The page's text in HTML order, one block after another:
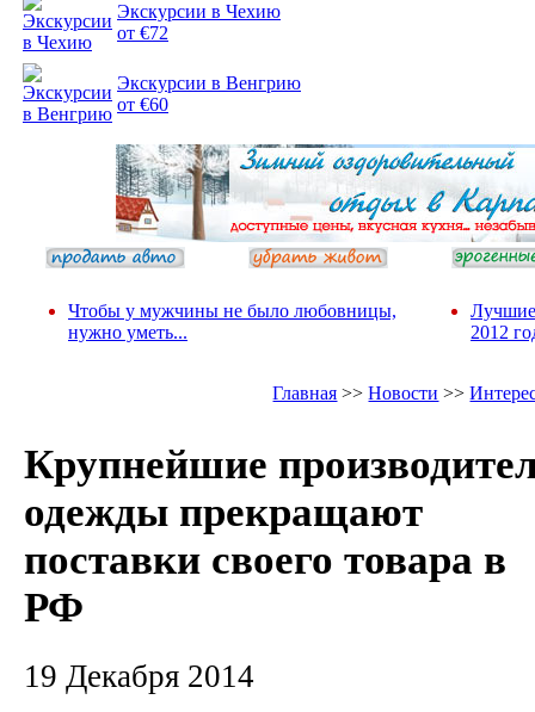
Экскурсии в Чехию
от €72
Экскурсии в Венгрию
от €60
Чтобы у мужчины не было любовницы,
нужно уметь...
Лучшие
2012
Главная >>Новости >>
Крупнейшие
одежды прекращают
поставки своего товара в
РФ
19 Декабря 2014